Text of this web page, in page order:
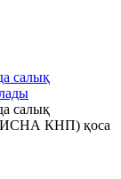
салық
салық
(ИСНА КНП) қоса